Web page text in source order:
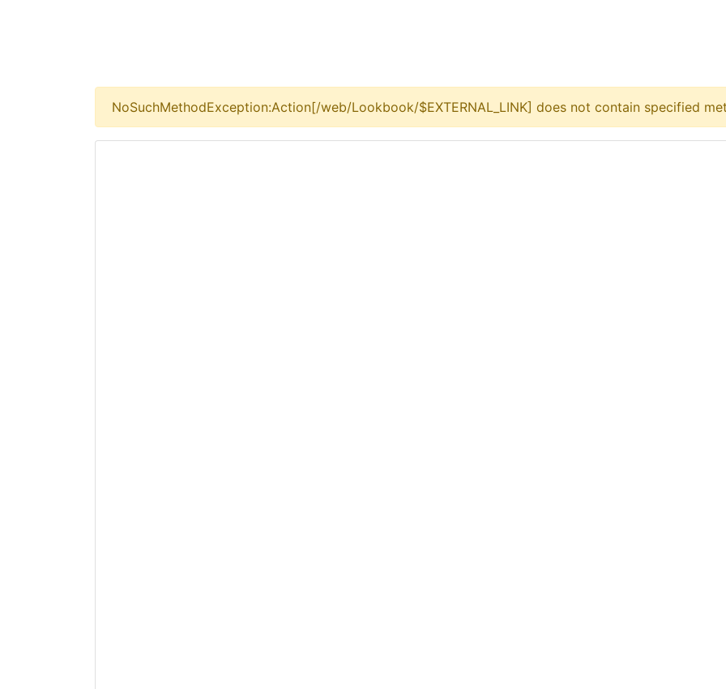
NoSuchMethodException:Action[/web/Lookbook/$EXTERNAL_LINK] does not contain specified